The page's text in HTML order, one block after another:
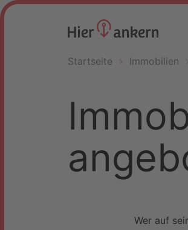
Startseite Immobilien
Wer auf